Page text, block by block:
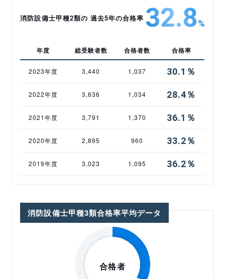
消防設備士甲種2類の 過去5年の合格率 32.8%
年度 総受験者数 合格者数 合格率
2023年度 3,440 1,037 30.1％
2022年度 3,636 1,034 28.4％
2021年度 3,791 1,370 36.1％
2020年度 2,895 960 33.2％
2019年度 3,023 1,095 36.2％
消防設備士甲種3類合格率平均データ